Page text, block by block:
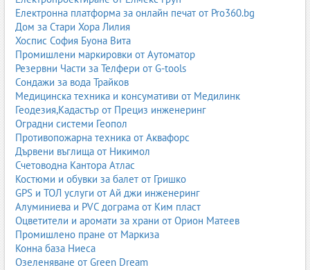
Електронна платформа за онлайн печат от Pro360.bg
Дом за Стари Хора Лилия
Хоспис София Буона Вита
Промишлени маркировки от Аутоматор
Резервни Части за Телфери от G-tools
Сондажи за вода Трайков
Медицинска техника и консумативи от Медилинк
Геодезия,Кадастър от Прециз инженеринг
Оградни системи Геопол
Противопожарна техника от Аквафорс
Дървени въглища от Никимол
Счетоводна Кантора Атлас
Костюми и обувки за балет от Гришко
GPS и ТОЛ услуги от Ай джи инженеринг
Алуминиева и PVC дограма от Ким пласт
Оцветители и аромати за храни от Орион Матеев
Промишлено пране от Маркиза
Конна база Ниеса
Озеленяване от Green Dream